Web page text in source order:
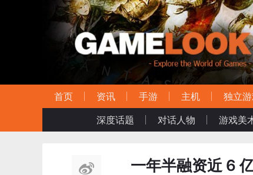
首页 资讯 手游 主机 独立
深度话题
对话人物 游戏美
一年半融资近 6